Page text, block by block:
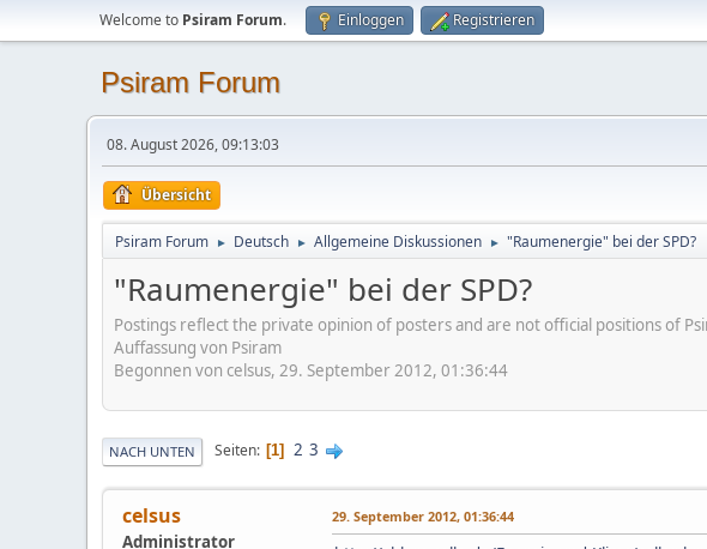
Welcome to Psiram Forum. Einloggen Registrieren
Psiram Forum
08. August 2026, 09:13:03
Übersicht
Psiram Forum ► Deutsch ► Allgemeine Diskussionen ► "Raumenergie" bei der SPD?
"Raumenergie" bei der SPD?
Postings reflect the private opinion of posters and are not official positions of
Auffassung von Psiram
Begonnen von celsus, 29. September 2012, 01:36:44
NACH UNTEN Seiten 1 2 3
celsus
Administrator
29. September 2012, 01:36:44